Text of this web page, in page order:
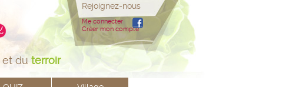
et duterroir
Rejoignez-nous
Me connecter
Créer mon compte